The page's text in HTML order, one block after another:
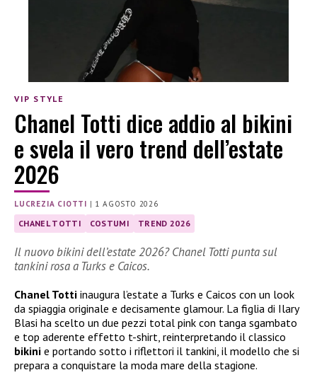
VIP STYLE
Chanel Totti dice addio al bikini
e svela il vero trend dell’estate
2026
LUCREZIA CIOTTI | 1 AGOSTO 2026
CHANEL TOTTI COSTUMI TREND 2026
Il nuovo bikini dell’estate 2026? Chanel Totti punta sul
tankini rosa a Turks e Caicos.
Chanel Totti inaugura l’estate a Turks e Caicos con un look
da spiaggia originale e decisamente glamour. La figlia di Ilary
Blasi ha scelto un due pezzi total pink con tanga sgambato
e top aderente effetto t-shirt, reinterpretando il classico
bikini e portando sotto i riflettori il tankini, il modello che si
prepara a conquistare la moda mare della stagione.